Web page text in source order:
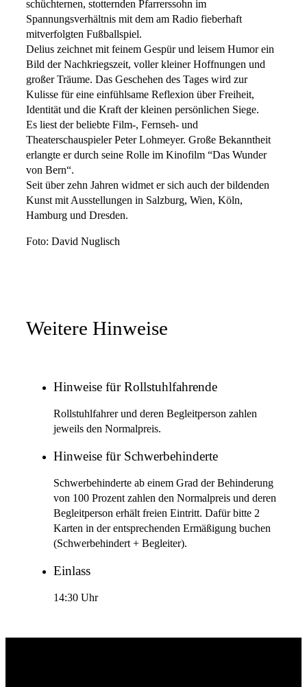
schüchternen, stotternden Pfarrerssohn im
Spannungsverhältnis mit dem am Radio fieberhaft
mitverfolgten Fußballspiel.
Delius zeichnet mit feinem Gespür und leisem Humor ein
Bild der Nachkriegszeit, voller kleiner Hoffnungen und
großer Träume. Das Geschehen des Tages wird zur
Kulisse für eine einfühlsame Reflexion über Freiheit,
Identität und die Kraft der kleinen persönlichen Siege.
Es liest der beliebte Film-, Fernseh- und
Theaterschauspieler Peter Lohmeyer. Große Bekanntheit
erlangte er durch seine Rolle im Kinofilm “Das Wunder
von Bern“.
Seit über zehn Jahren widmet er sich auch der bildenden
Kunst mit Ausstellungen in Salzburg, Wien, Köln,
Hamburg und Dresden.
Foto: David Nuglisch
Weitere Hinweise
Hinweise für Rollstuhlfahrende
Rollstuhlfahrer und deren Begleitperson zahlen
jeweils den Normalpreis.
Hinweise für Schwerbehinderte
Schwerbehinderte ab einem Grad der Behinderung
von 100 Prozent zahlen den Normalpreis und deren
Begleitperson erhält freien Eintritt. Dafür bitte 2
Karten in der entsprechenden Ermäßigung buchen
(Schwerbehindert + Begleiter).
Einlass
14:30 Uhr